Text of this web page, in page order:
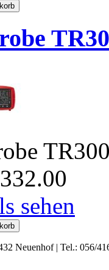
332.00
sehen
Neuenhof | Tel.: 056/